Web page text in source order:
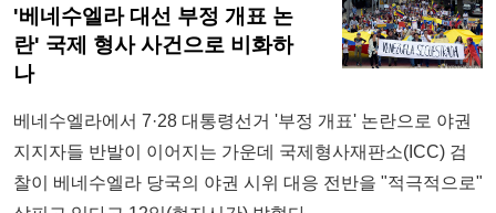
'베네수엘라 대선 부정 개표 논
란' 국제 형사 사건으로 비화하
나
베네수엘라에서 7·28 대통령선거 '부정 개표' 논란으로 야권
지지자들 반발이 이어지는 가운데 국제형사재판소(ICC) 검
찰이 베네수엘라 당국의 야권 시위 대응 전반을 "적극적으로"